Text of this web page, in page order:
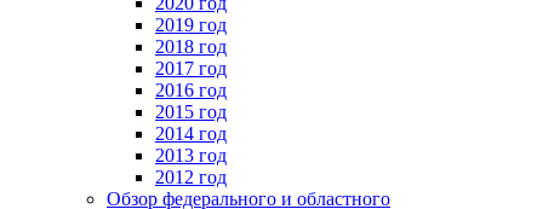
2019 год
2018 год
2017 год
2016 год
2015 год
2014 год
2013 год
2012 год
Обзор федерального и областного